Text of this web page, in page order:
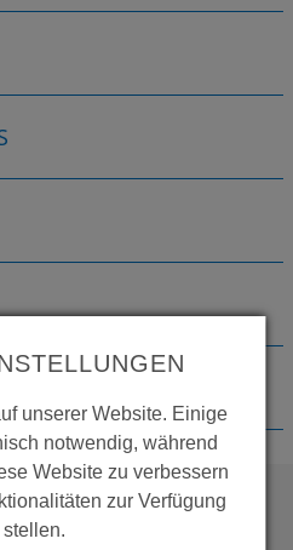
unserer Website. Einige
notwendig, während
Website zu verbessern
zur Verfügung
stellen.